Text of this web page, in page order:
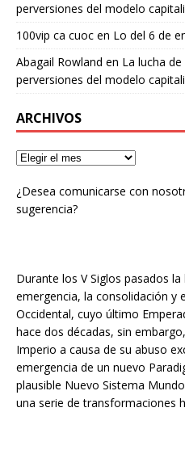
perversiones del modelo
100vip ca cuoc en Lo del 6 de
Abagail Rowland en La lucha
perversiones del modelo
ARCHIVOS
¿Desea comunicarse con
sugerencia?
Durante los V Siglos pasados
emergencia, la consolidación y
Occidental, cuyo último
hace dos décadas, sin
Imperio a causa de su abuso
emergencia de un nuevo
plausible Nuevo Sistema
una serie de transformaciones